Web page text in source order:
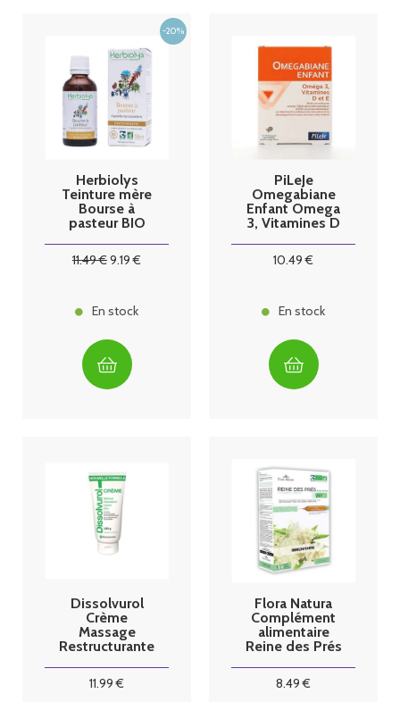
Herbiolys
Teinture mère
Bourse à
pasteur BIO
11.49€9.19 €
En stock
PiLeJe
Omegabiane
Enfant Omega
3, Vitamines D
10.49 €
En stock
Dissolvurol
Crème
Massage
Restructurante
11.99 €
Flora Natura
Complément
alimentaire
Reine des Prés
8.49 €